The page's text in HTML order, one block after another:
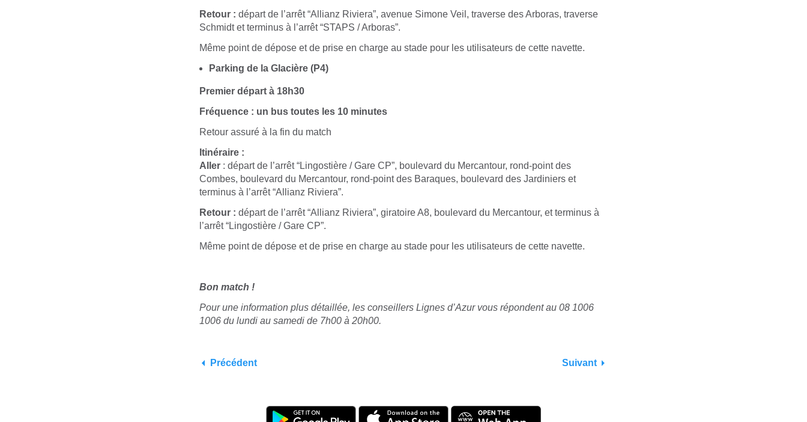
Retour : départ de l’arrêt “Allianz Riviera”, avenue Simone Veil, traverse des Arboras, traverse
Schmidt et terminus à l’arrêt “STAPS / Arboras”.
Même point de dépose et de prise en charge au stade pour les utilisateurs de cette navette.
Parking de la Glacière (P4)
Premier départ à 18h30
Fréquence : un bus toutes les 10 minutes
Retour assuré à la fin du match
Itinéraire :
Aller : départ de l’arrêt “Lingostière / Gare CP”, boulevard du Mercantour, rond-point des
Combes, boulevard du Mercantour, rond-point des Baraques, boulevard des Jardiniers et
terminus à l’arrêt “Allianz Riviera”.
Retour : départ de l’arrêt “Allianz Riviera”, giratoire A8, boulevard du Mercantour, et terminus à
l’arrêt “Lingostière / Gare CP”.
Même point de dépose et de prise en charge au stade pour les utilisateurs de cette navette.
Bon match !
Pour une information plus détaillée, les conseillers Lignes d’Azur vous répondent au 08 1006
1006 du lundi au samedi de 7h00 à 20h00.
Précédent Suivant